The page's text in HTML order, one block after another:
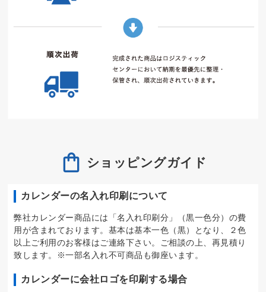
ショッピングガイド
カレンダーの名入れ印刷について
弊社カレンダー商品には「名入れ印刷分」（黒一色分）の費
用が含まれております。基本は基本一色（黒）となり、２色
以上ご利用のお客様はご連絡下さい。ご相談の上、再見積り
致します。※一部名入れ不可商品も御座います。
カレンダーに会社ロゴを印刷する場合